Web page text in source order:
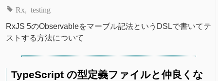
Rx testing
RxJS 5のObservableをマーブル記法というDSLで書いてテ
ストする方法について
TypeScript の型定義ファイルと仲良くな